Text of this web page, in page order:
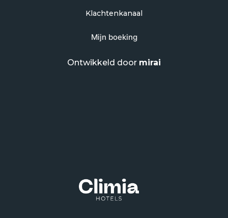
Klachtenkanaal
Mijn boeking
Ontwikkeld door mirai